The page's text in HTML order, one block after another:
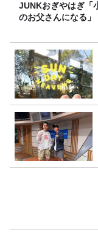
JUNKおぎやはぎ「
のお父さんになる」